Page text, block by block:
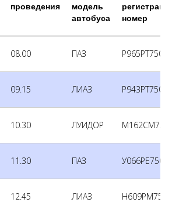
проведения
модель
автобуса
номер
08.00 ПАЗ Р965РТ750
09.15 ЛИАЗ Р943РТ750
10.30 ЛУИДОР М162СМ750
11.30 ПАЗ У066РЕ750
12.45 ЛИАЗ Н609РМ750